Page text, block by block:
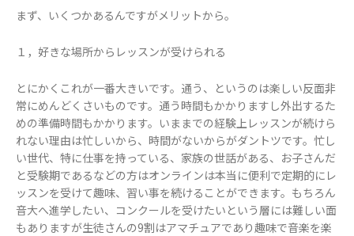
まず、いくつかあるんですがメリットから。
１，好きな場所からレッスンが受けられる
とにかくこれが一番大きいです。通う、というのは楽しい反面非
常にめんどくさいものです。通う時間もかかりますし外出するた
めの準備時間もかかります。いままでの経験上レッスンが続けら
れない理由は忙しいから、時間がないからがダントツです。忙し
い世代、特に仕事を持っている、家族の世話がある、お子さんだ
と受験期であるなどの方はオンラインは本当に便利で定期的にレ
ッスンを受けて趣味、習い事を続けることができます。もちろん
音大へ進学したい、コンクールを受けたいという層には難しい面
もありますが生徒さんの9割はアマチュアであり趣味で音楽を楽